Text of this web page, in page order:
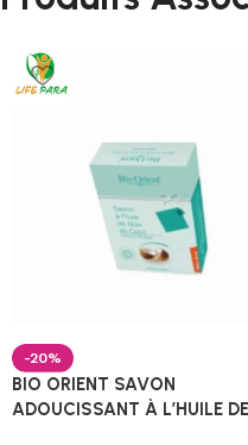
-20%
BIO ORIENT SAVON
ADOUCISSANT À L’HUILE